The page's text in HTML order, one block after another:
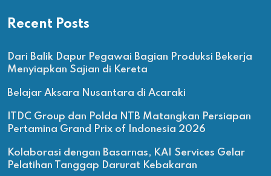
Recent Posts
Dari Balik Dapur Pegawai Bagian Produksi Bekerja
Menyiapkan Sajian di Kereta
Belajar Aksara Nusantara di Acaraki
ITDC Group dan Polda NTB Matangkan Persiapan
Pertamina Grand Prix of Indonesia 2026
Kolaborasi dengan Basarnas, KAI Services Gelar
Pelatihan Tanggap Darurat Kebakaran